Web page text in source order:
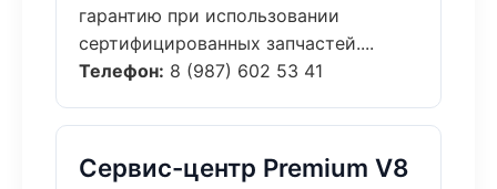
гарантию при использовании
сертифицированных запчастей....
Телефон: 8 (987) 602 53 41
Сервис-центр Premium V8